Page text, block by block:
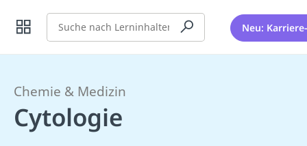
Suche Neu:
Chemie & Medizin
Cytologie